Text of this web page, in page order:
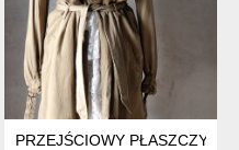
XS S
PRZEJŚCIOWY PŁASZCZYK